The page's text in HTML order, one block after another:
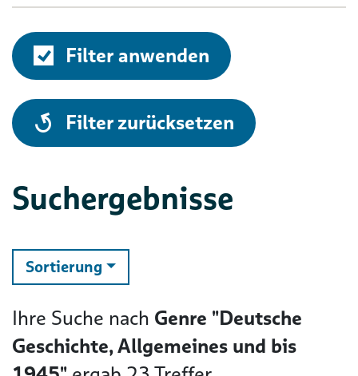
Filter anwenden
alle
Filter zurücksetzen
Suchergebnisse
Sortierung ändern
Ihre Suche nach Genre "Deutsche
Geschichte, Allgemeines und bis